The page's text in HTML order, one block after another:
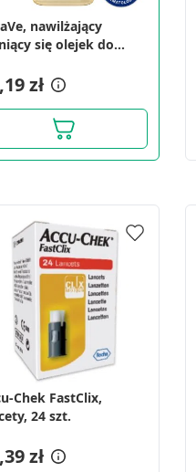
nawilżający
się olejek do
zł
Chek FastClix,
24 szt.
zł